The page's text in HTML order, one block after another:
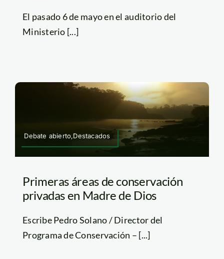
El pasado 6 de mayo en el auditorio del
Ministerio [...]
Debate abierto,Destacados
Primeras áreas de conservación
privadas en Madre de Dios
Escribe Pedro Solano / Director del
Programa de Conservación – [...]